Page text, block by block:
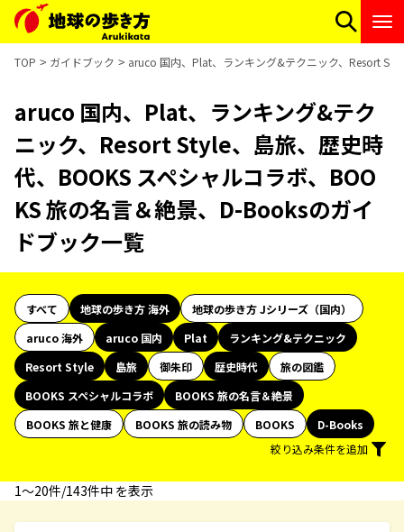
TOP ガイドブック aruco 国内、Plat、ランキング&テクニック、Resort
aruco 国内、Plat、ランキング&テク
ニック、Resort Style、島旅、歴史時
代、BOOKS スペシャルコラボ、BOO
KS 旅の名言＆絶景、D-Booksのガイ
ドブック一覧
すべて 地球の歩き方 海外
地球の歩き方 Jシリーズ（国内）
aruco 海外
aruco 国内 Plat
ランキング&テクニック
Resort Style
島旅 御朱印 歴史時代
旅の図鑑
BOOKS スペシャルコラボ
BOOKS 旅の名言＆絶景
BOOKS 旅と健康
BOOKS 旅の読み物 BOOKS
D-Books
絞り込み条件を追加
1〜20件/143件中 を表示